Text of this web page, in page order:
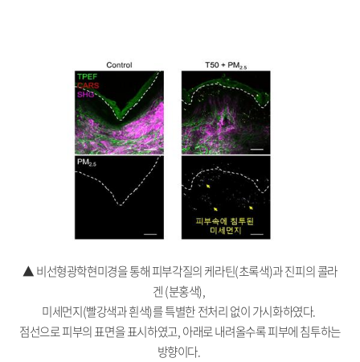
▲ 비선형광학현미경을 통해 피부각질의 케라틴(초록색)과 진피의 콜라
겐 (분홍색),
미세먼지(빨강색과 흰색)를 특별한 전처리 없이 가시화하였다.
점선으로 피부의 표면을 표시하였고, 아래로 내려올수록 피부에 침투하는
방향이다.